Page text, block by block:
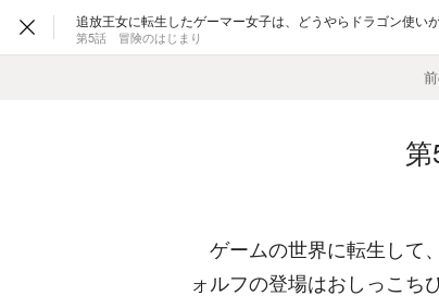
第5話 冒険のはじまり
ゲームの世界に転生して
ォルフの登場はおしっこち